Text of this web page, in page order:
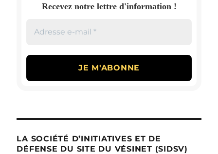
Recevez notre lettre d'information !
LA SOCIÉTÉ D’INITIATIVES ET DE
DÉFENSE DU SITE DU VÉSINET (SIDSV)